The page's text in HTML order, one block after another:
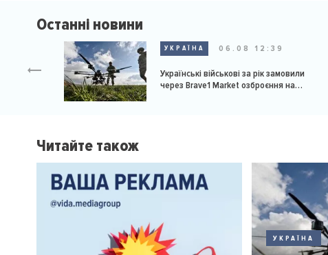
Останні новини
УКРАЇНА 06.08 12:39
Українські військові за рік замовили
через Brave1 Market озброєння на
Читайте також
УКРАЇНА